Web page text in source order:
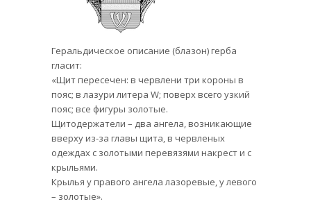
Геральдическое описание (блазон) герба
гласит:
«Щит пересечен: в червлени три короны в
пояс; в лазури литера W; поверх всего узкий
пояс; все фигуры золотые.
Щитодержатели – два ангела, возникающие
вверху из-за главы щита, в червленых
одеждах с золотыми перевязями накрест и с
крыльями.
Крылья у правого ангела лазоревые, у левого
– золотые».